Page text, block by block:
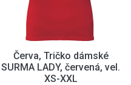
Červa, Tričko dámské
SURMA LADY, červená, vel.
XS-XXL